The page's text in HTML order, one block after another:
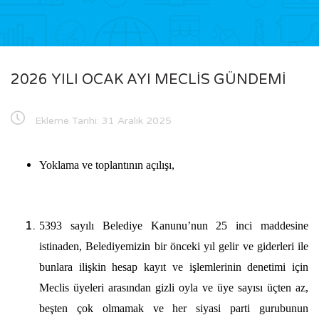
2026 YILI OCAK AYI MECLİS GÜNDEMİ
Ekleme Tarihi: 31 Aralık 2025
Yoklama ve toplantının açılışı,
5393 sayılı Belediye Kanunu’nun 25 inci maddesine
istinaden, Belediyemizin bir önceki yıl gelir ve giderleri ile
bunlara ilişkin hesap kayıt ve işlemlerinin denetimi için
Meclis üyeleri arasından gizli oyla ve üye sayısı üçten az,
beşten çok olmamak ve her siyasi parti gurubunun